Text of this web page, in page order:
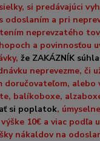
si predávajúci
odoslaním a pri
neprevzatého
a povinnosťou
že ZAKÁZNÍK
neprevezme, či
doručovateľom, alebo
balíkoboxe,
si poplatok,
10€ a viac podľa
nákaldov na